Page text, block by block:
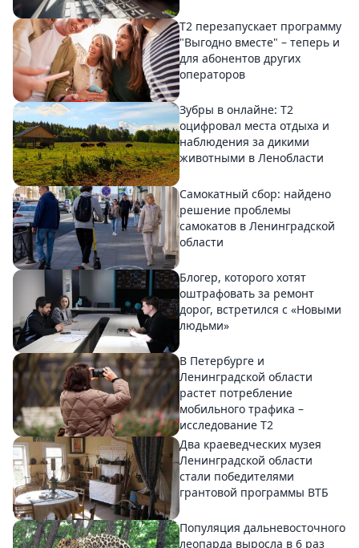
Т2 перезапускает программу
"Выгодно вместе" – теперь и
для абонентов других
операторов
Зубры в онлайне: Т2
оцифровал места отдыха и
наблюдения за дикими
животными в Ленобласти
Самокатный сбор: найдено
решение проблемы
самокатов в Ленинградской
области
Блогер, которого хотят
оштрафовать за ремонт
дорог, встретился с «Новыми
людьми»
В Петербурге и
Ленинградской области
растет потребление
мобильного трафика –
исследование T2
Два краеведческих музея
Ленинградской области
стали победителями
грантовой программы ВТБ
Популяция дальневосточного
леопарда выросла в 6 раз